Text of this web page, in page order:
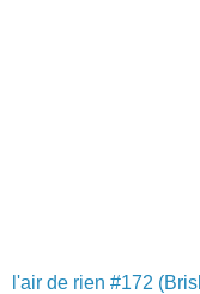
l'air de rien #172